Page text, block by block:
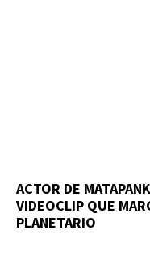
ACTOR DE
VIDEOCLIP QUE
PLANETARIO